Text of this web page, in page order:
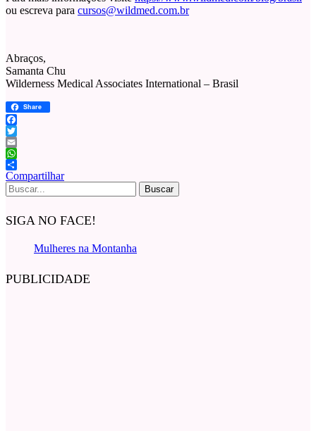
ou escreva para cursos@wildmed.com.br
Abraços,
Samanta Chu
Wilderness Medical Associates International – Brasil
Share
Facebook
Twitter
Email
WhatsApp
Compartilhar
Buscar
por:
SIGA NO FACE!
Mulheres na Montanha
PUBLICIDADE